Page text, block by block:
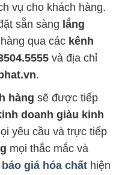
vụ cho khách hàng.
sẵn sàng lắng
qua các kênh
và địa chỉ
.
hàng sẽ được tiếp
doanh giàu kinh
yêu cầu và trực tiếp
mọi thắc mắc và
báo giá hóa chất hiện